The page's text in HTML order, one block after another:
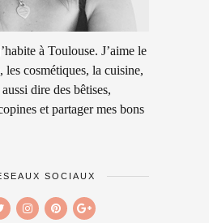
à Toulouse. J’aime le
les cosmétiques, la cuisine,
dire des bêtises,
et partager mes bons
SOCIAUX